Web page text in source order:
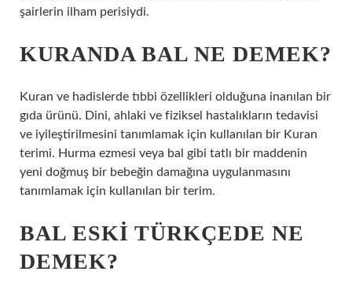
şairlerin ilham perisiydi.
KURANDA BAL NE DEMEK?
Kuran ve hadislerde tıbbi özellikleri olduğuna inanılan bir
gıda ürünü. Dini, ahlaki ve fiziksel hastalıkların tedavisi
ve iyileştirilmesini tanımlamak için kullanılan bir Kuran
terimi. Hurma ezmesi veya bal gibi tatlı bir maddenin
yeni doğmuş bir bebeğin damağına uygulanmasını
tanımlamak için kullanılan bir terim.
BAL ESKI TÜRKÇEDE NE
DEMEK?